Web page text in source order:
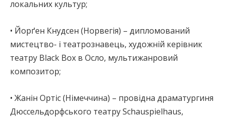
локальних культур;
• Йорґен Кнудсен (Норвегія) – дипломований
мистецтво- і театрознавець, художній керівник
театру Black Box в Осло, мультижанровий
композитор;
• Жанін Ортіс (Німеччина) – провідна драматургиня
Дюссельдорфського театру Schauspielhaus,